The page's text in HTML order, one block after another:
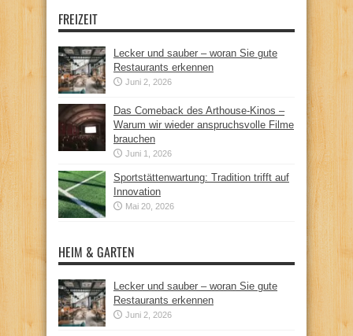
FREIZEIT
Lecker und sauber – woran Sie gute
Restaurants erkennen
Juni 2, 2026
Das Comeback des Arthouse-Kinos –
Warum wir wieder anspruchsvolle Filme
brauchen
Juni 1, 2026
Sportstättenwartung: Tradition trifft auf
Innovation
Mai 20, 2026
HEIM & GARTEN
Lecker und sauber – woran Sie gute
Restaurants erkennen
Juni 2, 2026